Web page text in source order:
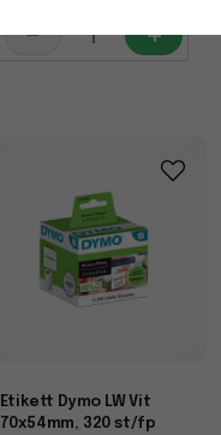
- +
Etikett Dymo LW Vit
70x54mm, 320 st/fp